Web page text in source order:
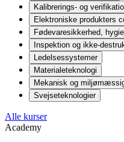
Kalibrerings- og
Elektroniske produkters
Fødevaresikkerhed,
Inspektion og ikke-
Ledelsessystemer
Materialeteknologi
Mekanisk og
Svejseteknologier
Alle kurser
Academy